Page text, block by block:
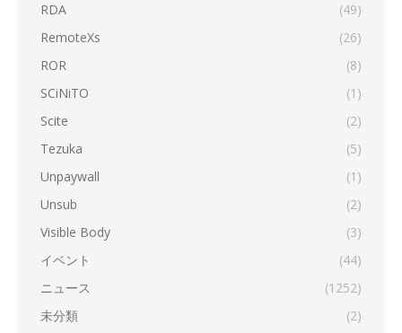
RDA
(49)
RemoteXs
(26)
ROR
(8)
SCiNiTO
(1)
Scite
(2)
Tezuka
(5)
Unpaywall
(1)
Unsub
(2)
Visible Body
(3)
イベント
(44)
ニュース
(1252)
未分類
(2)